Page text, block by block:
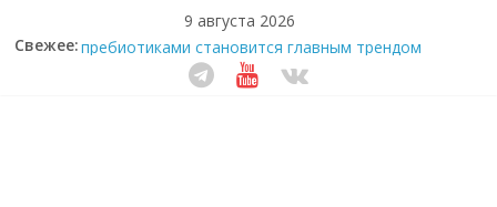
9 августа 2026
Свежее:Секрет супергидратации: почему кокосовая вода с
пребиотиками становится главным трендом
здорового питания